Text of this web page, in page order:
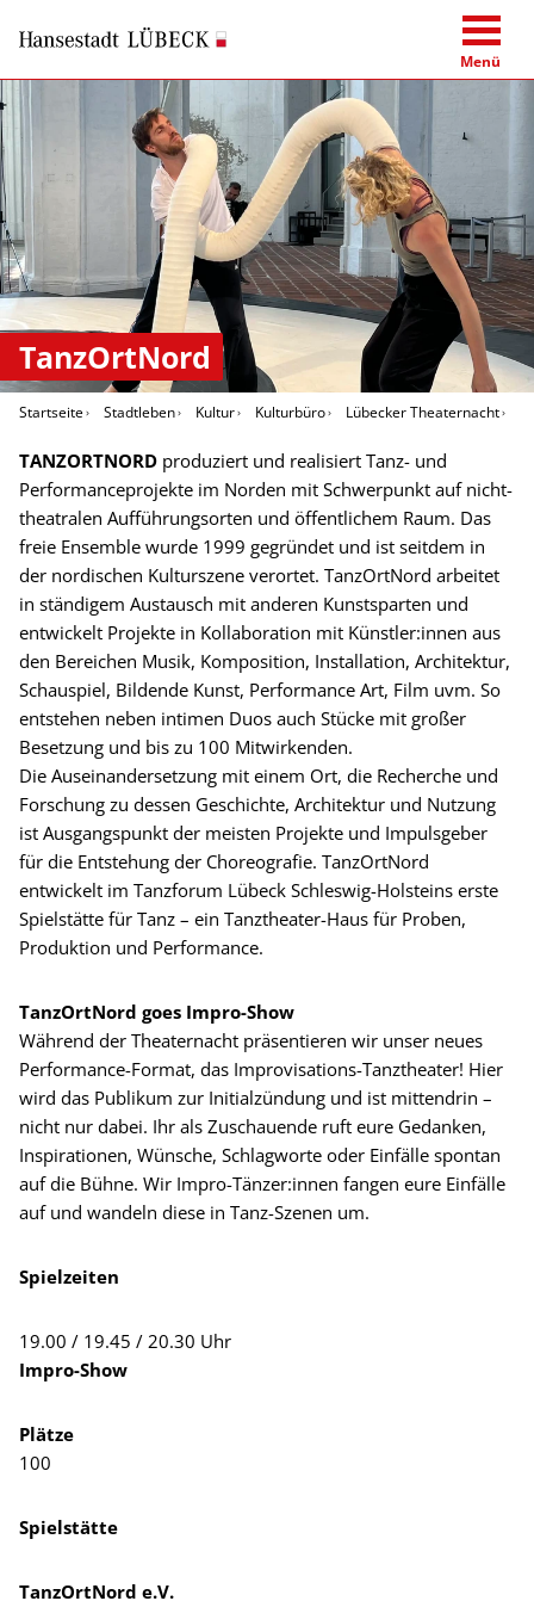
Menü
TanzOrtNord
Startseite Stadtleben Kultur Kulturbüro Lübecker Theaternacht
TANZORTNORD produziert und realisiert Tanz- und
Performanceprojekte im Norden mit Schwerpunkt auf nicht-
theatralen Aufführungsorten und öffentlichem Raum. Das
freie Ensemble wurde 1999 gegründet und ist seitdem in
der nordischen Kulturszene verortet. TanzOrtNord arbeitet
in ständigem Austausch mit anderen Kunstsparten und
entwickelt Projekte in Kollaboration mit Künstler:innen aus
den Bereichen Musik, Komposition, Installation, Architektur,
Schauspiel, Bildende Kunst, Performance Art, Film uvm. So
entstehen neben intimen Duos auch Stücke mit großer
Besetzung und bis zu 100 Mitwirkenden.
Die Auseinandersetzung mit einem Ort, die Recherche und
Forschung zu dessen Geschichte, Architektur und Nutzung
ist Ausgangspunkt der meisten Projekte und Impulsgeber
für die Entstehung der Choreografie. TanzOrtNord
entwickelt im Tanzforum Lübeck Schleswig-Holsteins erste
Spielstätte für Tanz – ein Tanztheater-Haus für Proben,
Produktion und Performance.
TanzOrtNord goes Impro-Show
Während der Theaternacht präsentieren wir unser neues
Performance-Format, das Improvisations-Tanztheater! Hier
wird das Publikum zur Initialzündung und ist mittendrin –
nicht nur dabei. Ihr als Zuschauende ruft eure Gedanken,
Inspirationen, Wünsche, Schlagworte oder Einfälle spontan
auf die Bühne. Wir Impro-Tänzer:innen fangen eure Einfälle
auf und wandeln diese in Tanz-Szenen um.
Spielzeiten
19.00 / 19.45 / 20.30 Uhr
Impro-Show
Plätze
100
Spielstätte
TanzOrtNord e.V.